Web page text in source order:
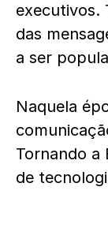
executivos.
das
a ser
Naquela
Tornando a
de